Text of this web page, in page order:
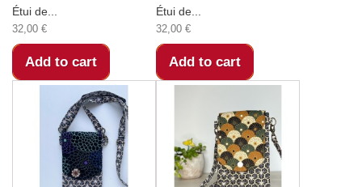
Étui de...
32,00 €
Add to cart
Étui de...
32,00 €
Add to cart